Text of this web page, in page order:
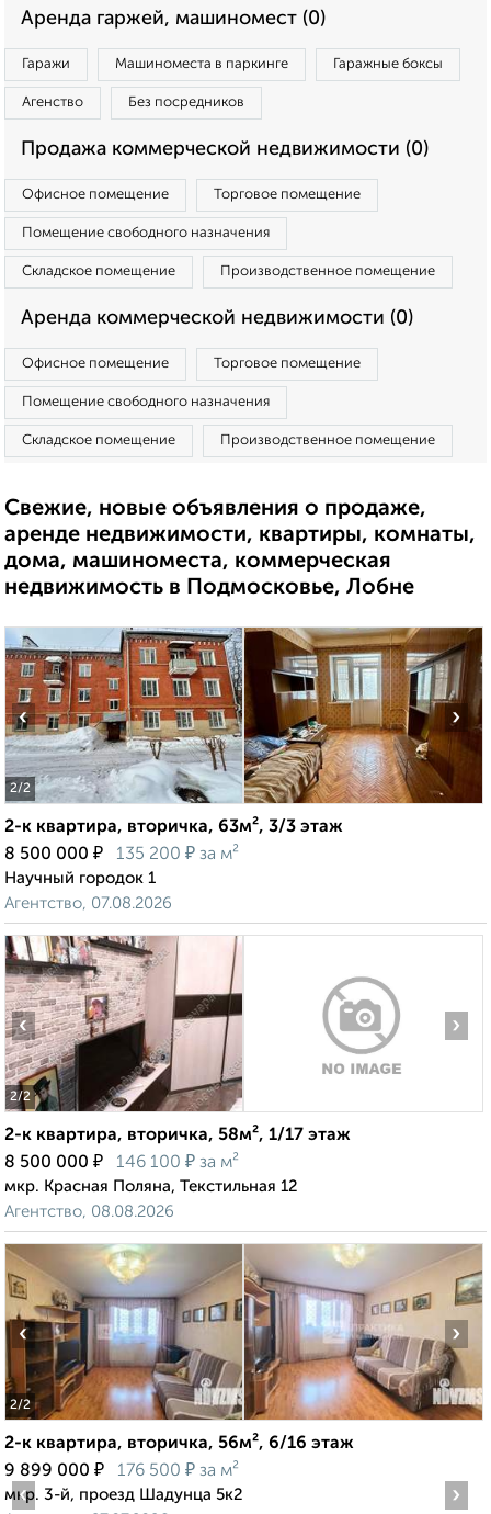
Аренда гаржей, машиномест (0)
Гаражи Машиноместа в паркинге Гаражные боксы
Агенство Без посредников
Продажа коммерческой недвижимости (0)
Офисное помещение Торговое помещение
Помещение свободного назначения
Складское помещение Производственное помещение
Аренда коммерческой недвижимости (0)
Офисное помещение Торговое помещение
Помещение свободного назначения
Складское помещение Производственное помещение
Свежие, новые объявления о продаже,
аренде недвижимости, квартиры, комнаты,
дома, машиноместа, коммерческая
недвижимость в Подмосковье, Лобне
2/2
‹ ›
2-к квартира, вторичка, 63м², 3/3 этаж
8 500 000 ₽ 135 200 ₽ за м²
Научный городок 1
Агентство, 07.08.2026
2/2
‹ ›
2-к квартира, вторичка, 58м², 1/17 этаж
8 500 000 ₽ 146 100 ₽ за м²
мкр. Красная Поляна, Текстильная 12
Агентство, 08.08.2026
2/2
‹ ›
2-к квартира, вторичка, 56м², 6/16 этаж
9 899 000 ₽ 176 500 ₽ за м²
мкр. 3-й, проезд Шадунца 5к2
‹ ›